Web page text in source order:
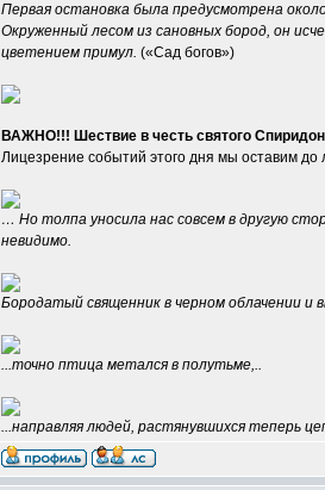
Первая остановка была предусмотрена
Окруженный лесом из сановных бород, он
цветением примул. («Сад богов»)
ВАЖНО!!! Шествие в честь святого
Лицезрение событий этого дня мы оставим
… Но толпа уносила нас совсем в другую
невидимо.
Бородатый священник в черном облачении и
...точно птица метался в полутьме,..
...направляя людей, растянувшихся теперь